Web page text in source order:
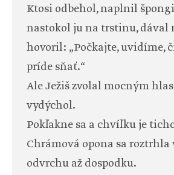
Ktosi odbehol, naplnil
nastokol ju na trstinu, dával
hovoril: „Počkajte, uvidíme,
príde sňať.“
Ale Ježiš zvolal mocným
vydýchol.
Pokľakne sa a chvíľku je
Chrámová opona sa roztrhla
odvrchu až dospodku.